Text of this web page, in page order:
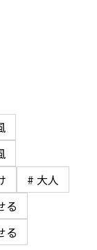
# 大人
る
る